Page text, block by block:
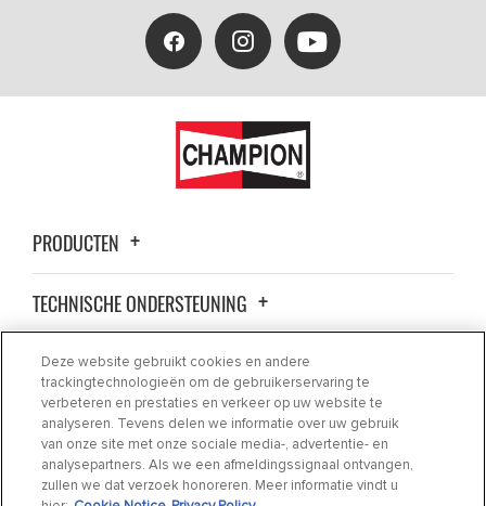
PRODUCTEN
TECHNISCHE ONDERSTEUNING
OVER ONS
CONTACT
WAAR AANKOPEN
Deze website gebruikt cookies en andere
trackingtechnologieën om de gebruikerservaring te
verbeteren en prestaties en verkeer op uw website te
analyseren. Tevens delen we informatie over uw gebruik
van onze site met onze sociale media-, advertentie- en
analysepartners. Als we een afmeldingssignaal ontvangen,
zullen we dat verzoek honoreren. Meer informatie vindt u